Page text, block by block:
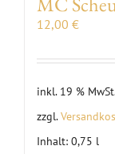
12,00 €
inkl. 19 %
zzgl.
Inhalt: 0,75 l